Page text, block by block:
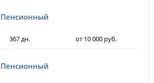
Пенсионный
367 дн. от 10 000 руб.
Пенсионный